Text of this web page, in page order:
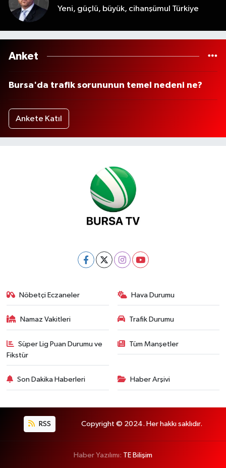
Yeni, güçlü, büyük, cihanşümul Türkiye
Anket
Bursa'da trafik sorununun temel nedeni ne?
Ankete Katıl
Nöbetçi Eczaneler Hava Durumu
Namaz Vakitleri Trafik Durumu
Süper Lig Puan Durumu ve
Fikstür
Tüm Manşetler
Son Dakika Haberleri Haber Arşivi
RSS Copyright © 2024. Her hakkı saklıdır.
Haber Yazılımı: TE Bilişim